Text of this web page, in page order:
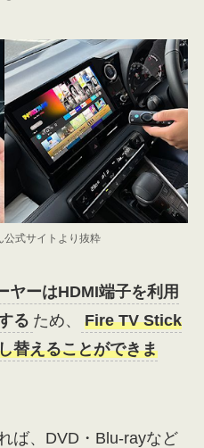
式サイトより抜粋
ヤーはHDMI端子を利用
る ため、
Fire TV Stick
替えることができま
ば、DVD・Blu-rayなど